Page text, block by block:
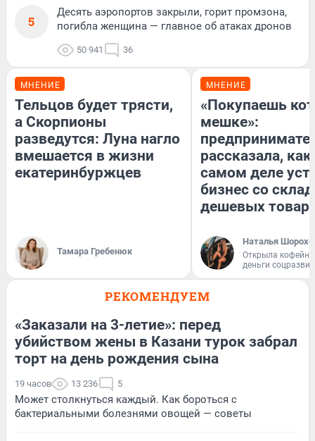
5
Десять аэропортов закрыли, горит промзона,
погибла женщина — главное об атаках дронов
50 941 36
МНЕНИЕ
Тельцов будет трясти,
а Скорпионы
разведутся: Луна нагло
вмешается в жизни
екатеринбуржцев
Тамара Гребенюк
МНЕНИЕ
«Покупаешь
мешке»:
рассказала, как
самом деле
бизнес со
дешевых
Наталья
Открыла
деньги
РЕКОМЕНДУЕМ
«Заказали на 3-летие»: перед
убийством жены в Казани турок забрал
торт на день рождения сына
19 часов 13 236 5
Может столкнуться каждый. Как бороться с
бактериальными болезнями овощей — советы